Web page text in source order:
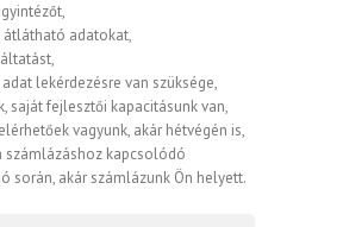
átlátható adatokat,
lekérdezésre van szüksége,
saját fejlesztői kapacitásunk van,
vagyunk, akár hétvégén is,
számlázáshoz kapcsolódó
során, akár számlázunk Ön helyett.